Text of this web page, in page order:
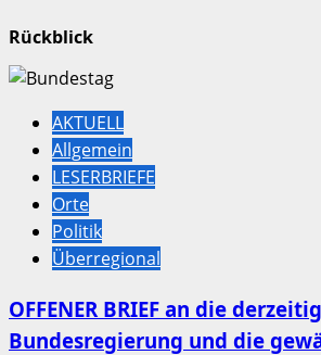
Rückblick
AKTUELL
Allgemein
LESERBRIEFE
Orte
Politik
Überregional
OFFENER BRIEF an die
Bundesregierung und die